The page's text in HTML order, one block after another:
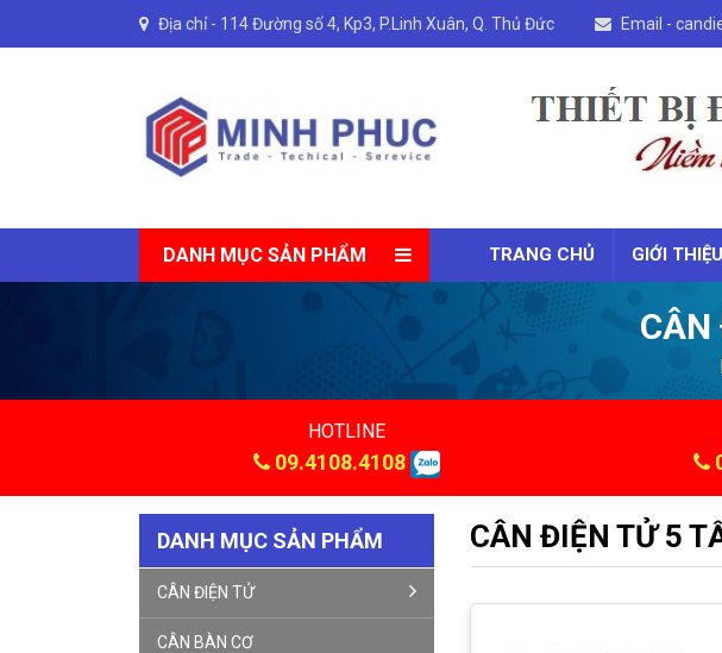
Địa chỉ - 114 Đường số 4, Kp3, P.Linh Xuân, Q. Thủ Đức Email -
DANH MỤC SẢN PHẨM TRANG CHỦ GIỚI THIỆU
CÂN
HOTLINE
09.4108.4108
DANH MỤC SẢN PHẨM
CÂN ĐIỆN TỬ
CÂN BÀN CƠ
CÂN ĐIỆN TỬ 5